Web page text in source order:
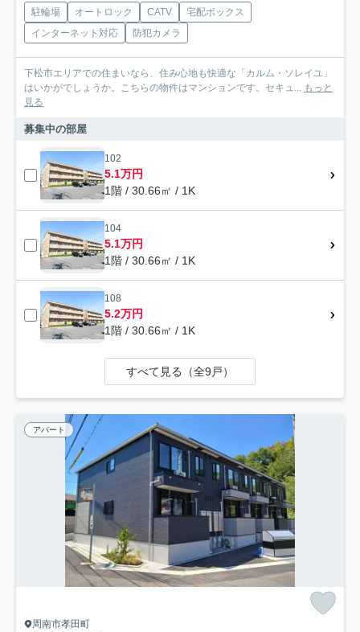
駐輪場 オートロック CATV
宅配ボックス
インターネット対応
防犯カメラ
下松市エリアでの住まいなら、住み心地も快適な「カルム・ソレイユ」
はいかがでしょうか。こちらの物件はマンションです。セキュ... もっと
見る
募集中の部屋
102
5.1万円
1階 / 30.66㎡ / 1K
104
5.1万円
1階 / 30.66㎡ / 1K
108
5.2万円
1階 / 30.66㎡ / 1K
すべて見る（全9戸）
アパート
周南市孝田町